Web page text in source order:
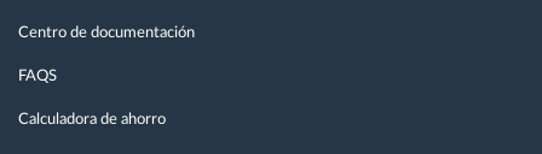
Centro de documentación
FAQS
Calculadora de ahorro